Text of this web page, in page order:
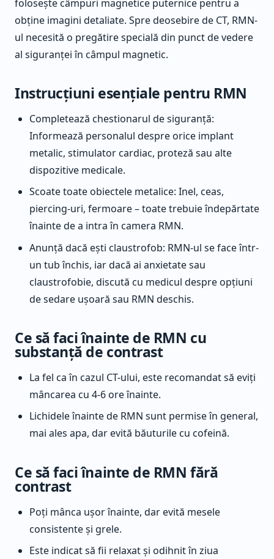
folosește câmpuri magnetice puternice pentru a
obține imagini detaliate. Spre deosebire de CT, RMN-
ul necesită o pregătire specială din punct de vedere
al siguranței în câmpul magnetic.
Instrucțiuni esențiale pentru RMN
Completează chestionarul de siguranță:
Informează personalul despre orice implant
metalic, stimulator cardiac, proteză sau alte
dispozitive medicale.
Scoate toate obiectele metalice: Inel, ceas,
piercing-uri, fermoare – toate trebuie îndepărtate
înainte de a intra în camera RMN.
Anunță dacă ești claustrofob: RMN-ul se face într-
un tub închis, iar dacă ai anxietate sau
claustrofobie, discută cu medicul despre opțiuni
de sedare ușoară sau RMN deschis.
Ce să faci înainte de RMN cu
substanță de contrast
La fel ca în cazul CT-ului, este recomandat să eviți
mâncarea cu 4-6 ore înainte.
Lichidele înainte de RMN sunt permise în general,
mai ales apa, dar evită băuturile cu cofeină.
Ce să faci înainte de RMN fără
contrast
Poți mânca ușor înainte, dar evită mesele
consistente și grele.
Este indicat să fii relaxat și odihnit în ziua